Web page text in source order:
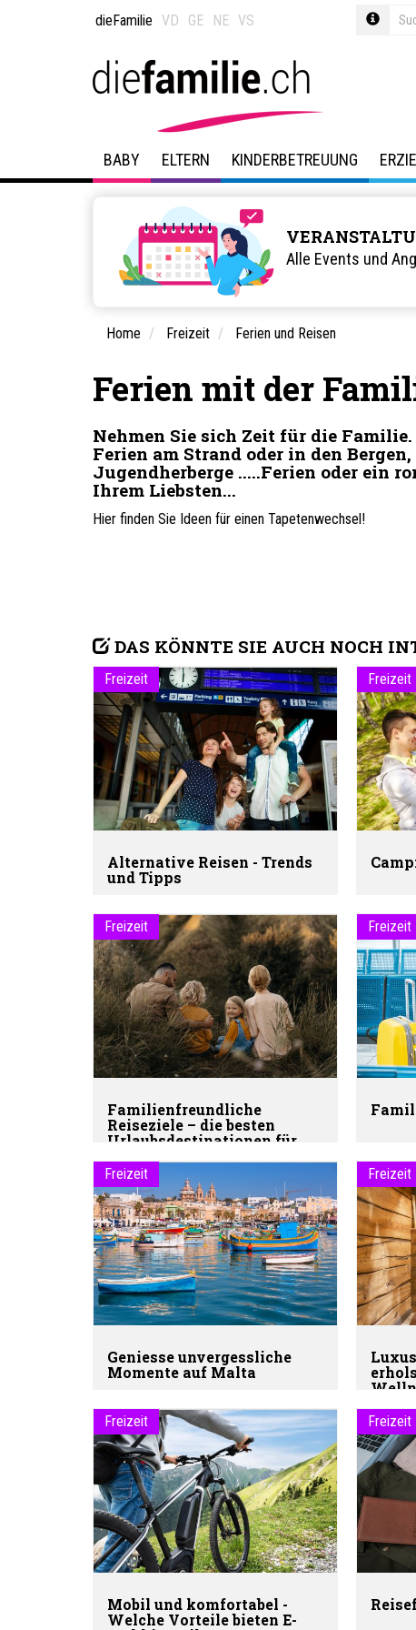
dieFamilie VD GE NE VS
BABY ELTERN KINDERBETREUUNG
Alle Events und
Home Freizeit Ferien und Reisen
Ferien mit der
Nehmen Sie sich Zeit für die
Ferien am Strand oder in den
Jugendherberge .....Ferien oder ein
Ihrem Liebsten...
Hier finden Sie Ideen für einen Tapetenwechsel!
DAS KÖNNTE SIE AUCH NOCH
Freizeit
Alternative Reisen - Trends
und Tipps
Freizeit
Freizeit
Familienfreundliche
Reiseziele – die besten
Urlaubsdestinationen für
Freizeit
Freizeit
Geniesse unvergessliche
Momente auf Malta
Freizeit
Freizeit
Mobil und komfortabel -
Welche Vorteile bieten E-
Freizeit